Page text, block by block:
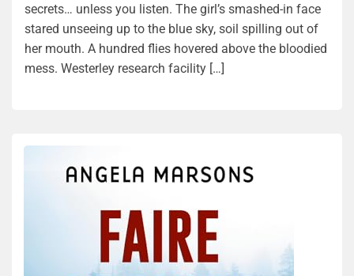
secrets… unless you listen. The girl’s smashed-in face
stared unseeing up to the blue sky, soil spilling out of
her mouth. A hundred flies hovered above the bloodied
mess. Westerley research facility […]